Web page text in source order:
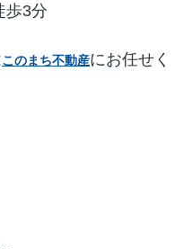
歩3分
このまち不動産にお任せく